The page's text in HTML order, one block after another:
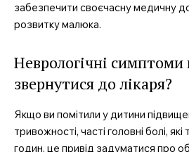
забезпечити своєчасну медичну
розвитку малюка.
Неврологічні симптоми
звернутися до лікаря?
Якщо ви помітили у дитини
тривожності, часті головні болі,
годин, це привід задуматися про